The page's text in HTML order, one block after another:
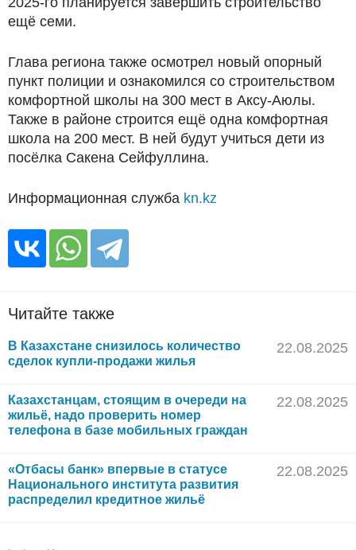
ещё семи.
Глава региона также осмотрел новый опорный
пункт полиции и ознакомился со строительством
комфортной школы на 300 мест в Аксу-Аюлы.
Также в районе строится ещё одна комфортная
школа на 200 мест. В ней будут учиться дети из
посёлка Сакена Сейфуллина.
Информационная служба kn.kz
Читайте также
В Казахстане снизилось количество
сделок купли-продажи жилья
22.08.2025
Казахстанцам, стоящим в очереди на
жильё, надо проверить номер
телефона в базе мобильных граждан
22.08.2025
«Отбасы банк» впервые в статусе
Национального института развития
распределил кредитное жильё
22.08.2025